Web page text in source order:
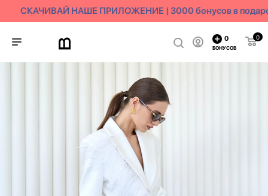
СКАЧИВАЙ НАШЕ ПРИЛОЖЕНИЕ | 3000 бонусов в
0
0
БОНУСОВ